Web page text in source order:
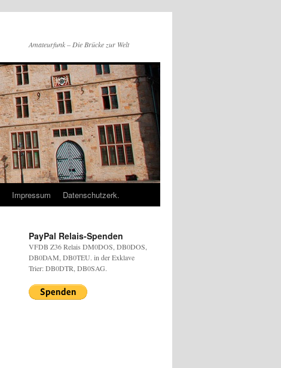
Amateurfunk – Die Brücke zur Welt
Impressum Datenschutzerk.
PayPal Relais-Spenden
VFDB Z36 Relais DM0DOS, DB0DOS,
DB0DAM, DB0TEU. in der Exklave
Trier: DB0DTR, DB0SAG.